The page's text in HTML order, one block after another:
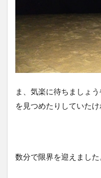
ま、気楽に待ちましょ
を見つめたりしていたけ
数分で限界を迎えました